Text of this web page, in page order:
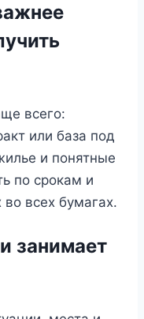
всего:
или база под
и понятные
по срокам и
всех бумагах.
занимает